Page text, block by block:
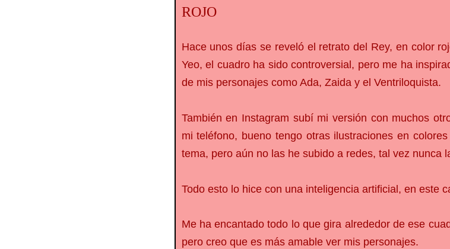
ROJO
Hace unos días se reveló el retrato del Rey, en color
Yeo, el cuadro ha sido controversial, pero me ha
de mis personajes como Ada, Zaida y el Ventriloquista.
También en Instagram subí mi versión con muchos
mi teléfono, bueno tengo otras ilustraciones en
tema, pero aún no las he subido a redes, tal vez nunca
Todo esto lo hice con una inteligencia artificial, en este
Me ha encantado todo lo que gira alrededor de ese
pero creo que es más amable ver mis personajes.